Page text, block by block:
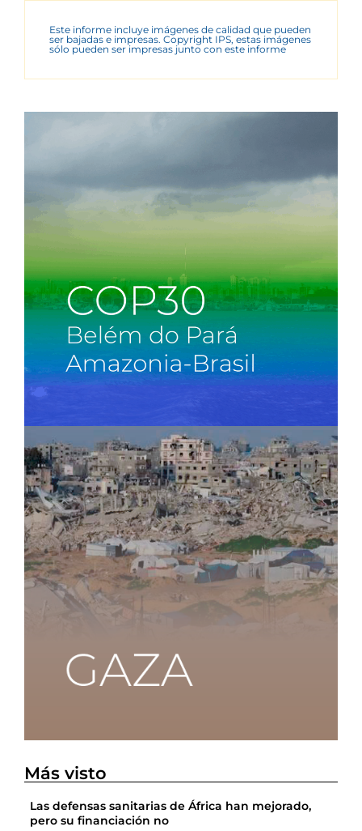
Este informe incluye imágenes de calidad que pueden
ser bajadas e impresas. Copyright IPS, estas imágenes
sólo pueden ser impresas junto con este informe
Más visto
Las defensas sanitarias de África han mejorado,
pero su financiación no